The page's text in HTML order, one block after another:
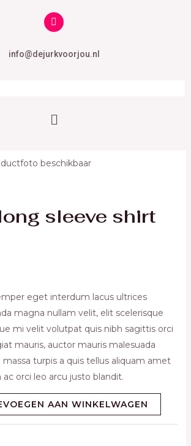
info@dejurkvoorjou.nl
sleeve shirt
eget interdum lacus ultrices
magna nullam velit, elit scelerisque
mi velit volutpat quis nibh sagittis orci
mauris, auctor mauris malesuada
turpis a quis tellus aliquam amet
orci leo arcu justo blandit.
AAN WINKELWAGEN